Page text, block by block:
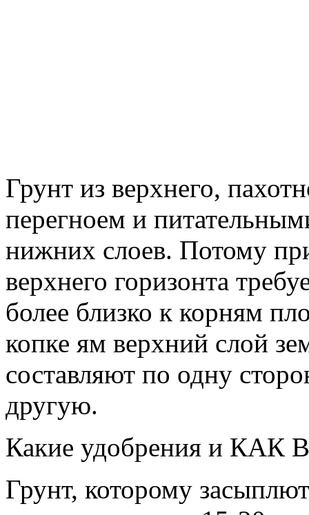
Грунт из верхнего,
перегноем и
нижних слоев. Потому
верхнего горизонта
более близко к корням
копке ям верхний слой
составляют по одну
другую.
Какие удобрения и КАК
Грунт, которому